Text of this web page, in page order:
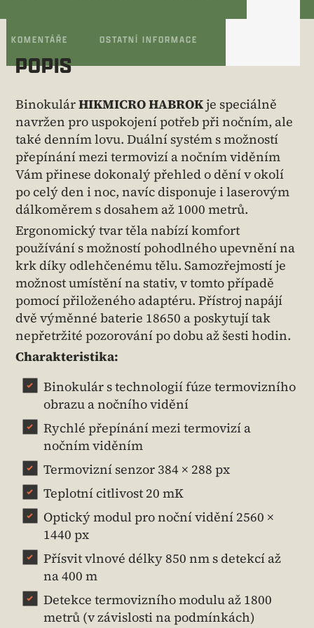
KOMENTÁŘE OSTATNÍ INFORMACE
POPIS
BinokulárHIKMICRO HABROKje speciálně
navržen pro uspokojení potřeb při nočním, ale
také denním lovu. Duální systém s možností
přepínání mezi termovizí a nočním viděním
Vám přinese dokonalý přehled o dění v okolí
po celý den i noc, navíc disponuje i laserovým
dálkoměrem s dosahem až 1000 metrů.
Ergonomický tvar těla nabízí komfort
používání s možností pohodlného upevnění na
krk díky odlehčenému tělu. Samozřejmostí je
možnost umístění na stativ, v tomto případě
pomocí přiloženého adaptéru. Přístroj napájí
dvě výměnné baterie 18650 a poskytují tak
nepřetržité pozorování po dobu až šesti hodin.
Charakteristika:
Binokulár s technologií fúze termovizního
obrazu a nočního vidění
Rychlé přepínání mezi termovizí a
nočním viděním
Termovizní senzor 384 × 288 px
Teplotní citlivost 20 mK
Optický modul pro noční vidění 2560 ×
1440 px
Přísvit vlnové délky 850 nm s detekcí až
na 400 m
Detekce termovizního modulu až 1800
metrů (v závislosti na podmínkách)